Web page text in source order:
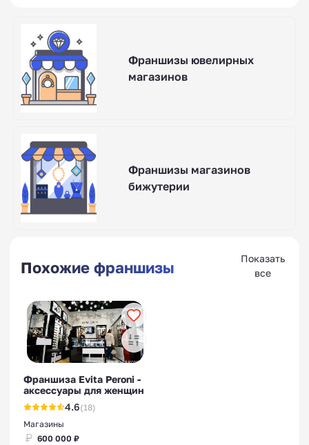
Франшизы ювелирных
магазинов
Франшизы магазинов
бижутерии
Похожие франшизы
Показать
все
Франшиза Evita Peroni -
аксессуары для женщин
4.6(18)
Магазины
600 000 ₽